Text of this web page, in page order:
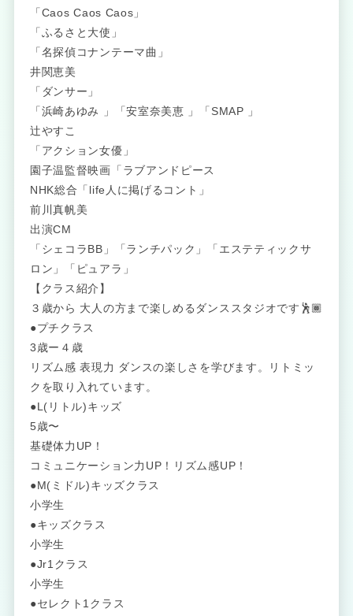
「Caos Caos Caos」
「ふるさと大使」
「名探偵コナンテーマ曲」
井関恵美
「ダンサー」
「浜崎あゆみ 」「安室奈美恵 」「SMAP 」
辻やすこ
「アクション女優」
園子温監督映画「ラブアンドピース
NHK総合「life人に掲げるコント」
前川真帆美
出演CM
「シェコラBB」「ランチパック」「エステティックサ
ロン」「ピュアラ」
【クラス紹介】
３歳から 大人の方まで楽しめるダンススタジオです🕺🏾
●プチクラス
3歳ー４歳
リズム感 表現力 ダンスの楽しさを学びます。リトミッ
クを取り入れています。
●L(リトル)キッズ
5歳〜
基礎体力UP！
コミュニケーション力UP！リズム感UP！
●M(ミドル)キッズクラス
小学生
●キッズクラス
小学生
●Jr1クラス
小学生
●セレクト1クラス